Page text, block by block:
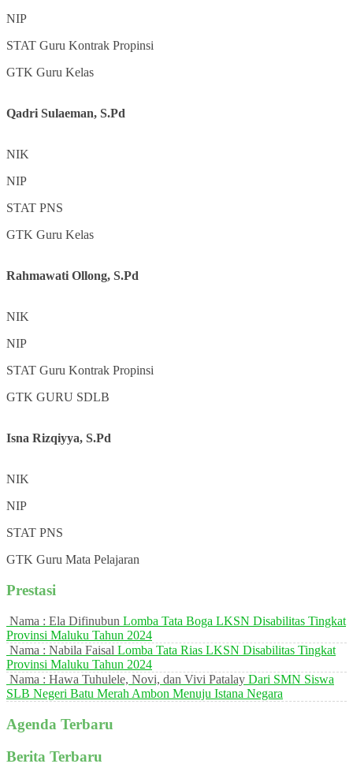
NIP
STAT Guru Kontrak Propinsi
GTK Guru Kelas
Qadri Sulaeman, S.Pd
NIK
NIP
STAT PNS
GTK Guru Kelas
Rahmawati Ollong, S.Pd
NIK
NIP
STAT Guru Kontrak Propinsi
GTK GURU SDLB
Isna Rizqiyya, S.Pd
NIK
NIP
STAT PNS
GTK Guru Mata Pelajaran
Prestasi
Nama : Ela Difinubun Lomba Tata Boga LKSN Disabilitas Tingkat
Provinsi Maluku Tahun 2024
Nama : Nabila Faisal Lomba Tata Rias LKSN Disabilitas Tingkat
Provinsi Maluku Tahun 2024
Nama : Hawa Tuhulele, Novi, dan Vivi Patalay Dari SMN Siswa
SLB Negeri Batu Merah Ambon Menuju Istana Negara
Agenda Terbaru
Berita Terbaru